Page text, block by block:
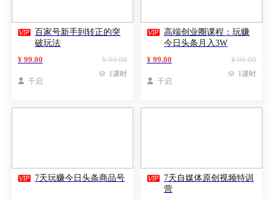
 百家号新手到转正的突
破玩法
¥ 99.00
¥ 99.00
 千启
 1课时
 高端创业圈课程：玩赚
今日头条月入3W
¥ 99.00
¥ 99.00
 千启
 1课时
 7天玩赚今日头条商品号  7天自媒体原创视频特训
营